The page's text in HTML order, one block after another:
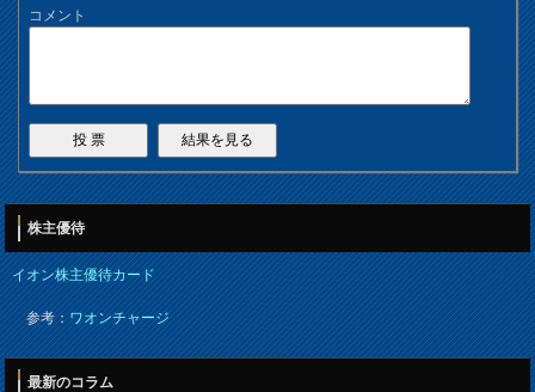
コメント
株主優待
イオン株主優待カード
参考：ワオンチャージ
最新のコラム